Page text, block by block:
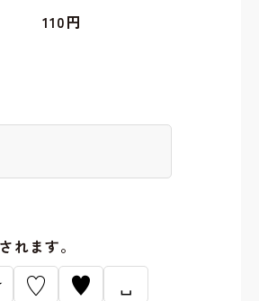
110円
れます。
♡ ♥ ␣